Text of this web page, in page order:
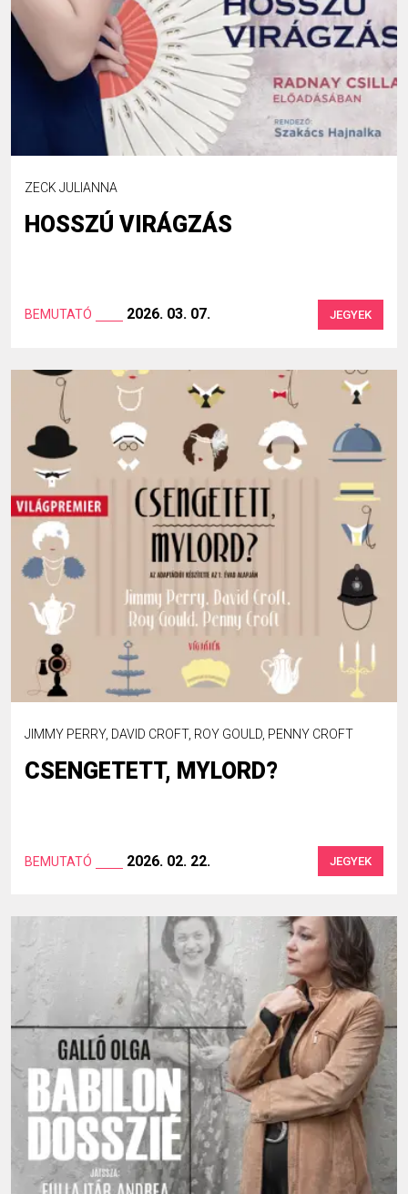
ZECK JULIANNA
HOSSZÚ VIRÁGZÁS
BEMUTATÓ 2026. 03. 07. JEGYEK
JIMMY PERRY, DAVID CROFT, ROY GOULD, PENNY CROFT
CSENGETETT, MYLORD?
BEMUTATÓ 2026. 02. 22. JEGYEK